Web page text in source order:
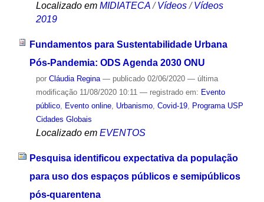
Localizado em MIDIATECA /Vídeos /Vídeos
2019
Fundamentos para Sustentabilidade Urbana
Pós-Pandemia: ODS Agenda 2030 ONU
por Cláudia Regina — publicado02/06/2020 — última
modificação11/08/2020 10:11 — registrado em: Evento
público, Evento online, Urbanismo, Covid-19, Programa USP
Cidades Globais
Localizado em EVENTOS
Pesquisa identificou expectativa da população
para uso dos espaços públicos e semipúblicos
pós-quarentena